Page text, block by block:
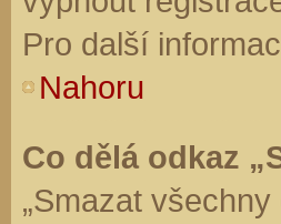
Pro další
Nahoru
Co dělá odkaz
„Smazat